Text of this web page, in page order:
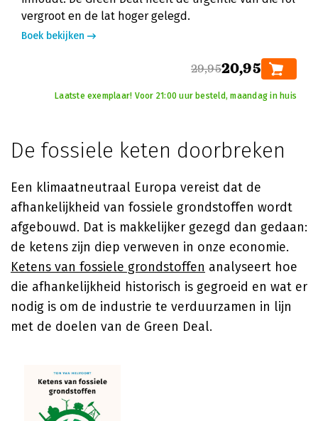
vergroot en de lat hoger gelegd.
Boek bekijken
29,9520,95
Laatste exemplaar! Voor 21:00 uur besteld, maandag in huis
De fossiele keten doorbreken
Een klimaatneutraal Europa vereist dat de
afhankelijkheid van fossiele grondstoffen wordt
afgebouwd. Dat is makkelijker gezegd dan gedaan:
de ketens zijn diep verweven in onze economie.
Ketens van fossiele grondstoffen analyseert hoe
die afhankelijkheid historisch is gegroeid en wat er
nodig is om de industrie te verduurzamen in lijn
met de doelen van de Green Deal.